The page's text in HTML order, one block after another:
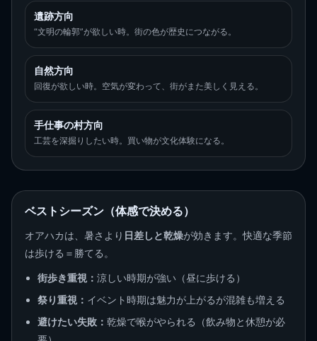
遺跡方向
“文明の輪郭”が欲しい時。街の色が歴史につながる。
自然方向
回復が欲しい時。空気が変わって、街がまた美しく見える。
手仕事の村方向
工芸を深掘りしたい時。買い物が文化体験になる。
ベストシーズン（体感で決める）
オアハカは、暑さより 日差しと乾燥が効きます。快適な季節
は歩ける＝勝てる。
街歩き重視： 涼しい時期が強い（昼に歩ける）
祭り重視： イベント時期は魅力が上がるが混雑も増える
避けたい失敗： 乾燥で喉がやられる（飲み物と休憩が必